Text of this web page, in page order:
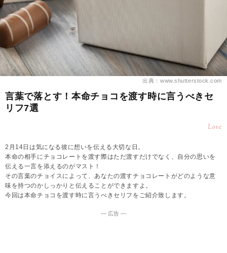
出典：www.shutterstock.com
言葉で落とす！本命チョコを渡す時に言うべきセ
リフ7選
Love
2月14日は気になる彼に想いを伝える大切な日。
本命の相手にチョコレートを渡す際はただ渡すだけでなく、自分の思いを
伝える一言を添えるのがマスト！
その言葉のチョイスによって、あなたの渡すチョコレートがどのような意
味を持つのかしっかりと伝えることができますよ。
今回は本命チョコを渡す時に言うべきセリフをご紹介致します。
― 広告 ―